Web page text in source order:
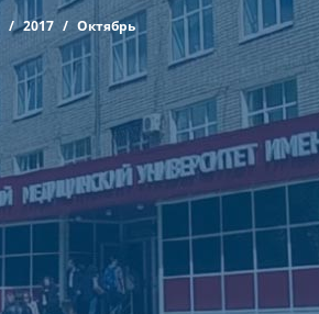
2017 Октябрь